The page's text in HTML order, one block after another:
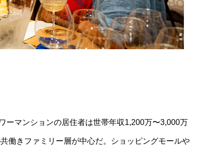
ーマンションの居住者は世帯年収1,200万〜3,000万
働きファミリー層が中心だ。ショッピングモールや